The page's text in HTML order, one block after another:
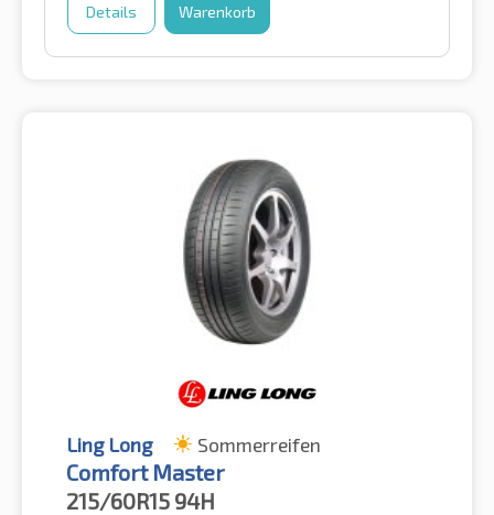
Details Warenkorb
Ling Long Sommerreifen
Comfort Master
215/60R15 94H